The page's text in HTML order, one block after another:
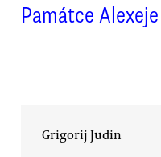
Památce
Grigorij Judin